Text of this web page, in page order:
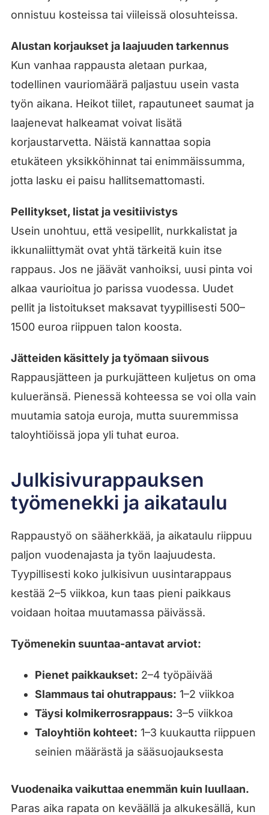
onnistuu kosteissa tai viileissä olosuhteissa.
Alustan korjaukset ja laajuuden tarkennus
Kun vanhaa rappausta aletaan purkaa,
todellinen vauriomäärä paljastuu usein vasta
työn aikana. Heikot tiilet, rapautuneet saumat ja
laajenevat halkeamat voivat lisätä
korjaustarvetta. Näistä kannattaa sopia
etukäteen yksikköhinnat tai enimmäissumma,
jotta lasku ei paisu hallitsemattomasti.
Pellitykset, listat ja vesitiivistys
Usein unohtuu, että vesipellit, nurkkalistat ja
ikkunaliittymät ovat yhtä tärkeitä kuin itse
rappaus. Jos ne jäävät vanhoiksi, uusi pinta voi
alkaa vaurioitua jo parissa vuodessa. Uudet
pellit ja listoitukset maksavat tyypillisesti 500–
1500 euroa riippuen talon koosta.
Jätteiden käsittely ja työmaan siivous
Rappausjätteen ja purkujätteen kuljetus on oma
kulueränsä. Pienessä kohteessa se voi olla vain
muutamia satoja euroja, mutta suuremmissa
taloyhtiöissä jopa yli tuhat euroa.
Julkisivurappauksen
työmenekki ja aikataulu
Rappaustyö on sääherkkää, ja aikataulu riippuu
paljon vuodenajasta ja työn laajuudesta.
Tyypillisesti koko julkisivun uusintarappaus
kestää 2–5 viikkoa, kun taas pieni paikkaus
voidaan hoitaa muutamassa päivässä.
Työmenekin suuntaa-antavat arviot:
Pienet paikkaukset: 2–4 työpäivää
Slammaus tai ohutrappaus: 1–2 viikkoa
Täysi kolmikerrosrappaus: 3–5 viikkoa
Taloyhtiön kohteet: 1–3 kuukautta riippuen
seinien määrästä ja sääsuojauksesta
Vuodenaika vaikuttaa enemmän kuin luullaan.
Paras aika rapata on keväällä ja alkukesällä, kun